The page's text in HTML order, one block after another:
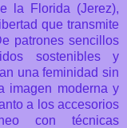
la Florida (Jerez),
que transmite
patrones sencillos
sostenibles y
una feminidad sin
imagen moderna y
a los accesorios
con técnicas